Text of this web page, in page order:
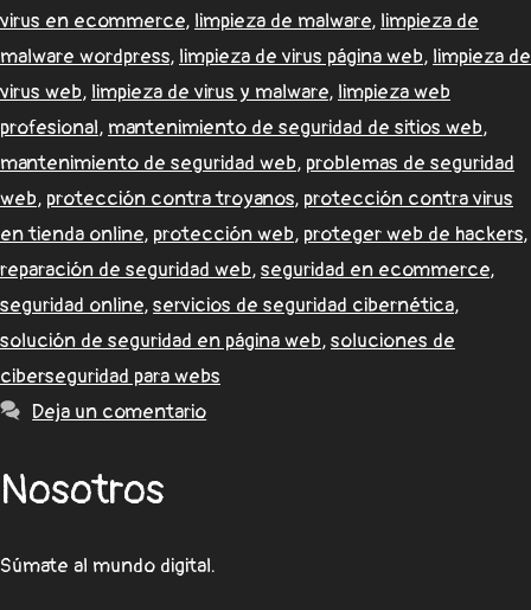
virus en ecommerce, limpieza de malware, limpieza de
malware wordpress, limpieza de virus página web, limpieza de
virus web, limpieza de virus y malware, limpieza web
profesional, mantenimiento de seguridad de sitios web,
mantenimiento de seguridad web, problemas de seguridad
web, protección contra troyanos, protección contra virus
en tienda online, protección web, proteger web de hackers,
reparación de seguridad web,seguridad en ecommerce,
seguridad online,servicios de seguridad cibernética,
solución de seguridad en página web,soluciones de
ciberseguridad para webs
Deja un comentario
Nosotros
Súmate al mundo digital.